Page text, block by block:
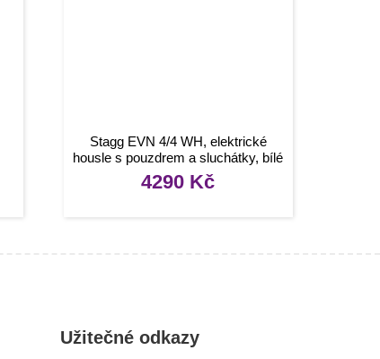
Stagg EVN 4/4 WH, elektrické
housle s pouzdrem a sluchátky, bílé
4290 Kč
Užitečné odkazy